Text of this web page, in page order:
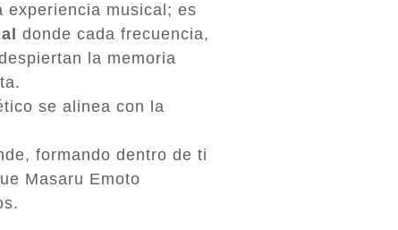
experiencia musical; es
donde cada frecuencia,
la memoria
se alinea con la
formando dentro de ti
Masaru Emoto